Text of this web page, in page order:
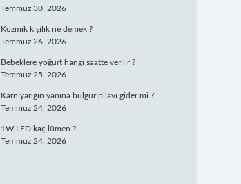
Temmuz 30, 2026
Kozmik kişilik ne demek ?
Temmuz 26, 2026
Bebeklere yoğurt hangi saatte verilir ?
Temmuz 25, 2026
Karnıyarığın yanına bulgur pilavı gider mi ?
Temmuz 24, 2026
1W LED kaç lümen ?
Temmuz 24, 2026